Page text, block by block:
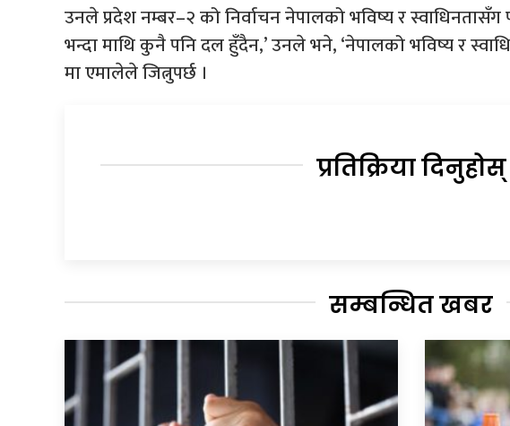
उनले प्रदेश नम्बर–२ को निर्वाचन नेपालको भविष्य र स्वाधिनतासँग
भन्दा माथि कुनै पनि दल हुँदैन,’ उनले भने, ‘नेपालको भविष्य र
मा एमालेले जित्नुपर्छ ।
प्रतिक्रिया दिनुहोस्
सम्बन्धित खबर